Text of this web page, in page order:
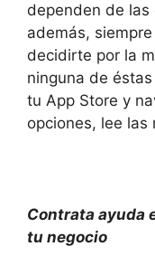
dependen de las
además,
decidirte por la
ninguna de
tu App Store y
opciones, lee las
Contrata ayuda
tu negocio